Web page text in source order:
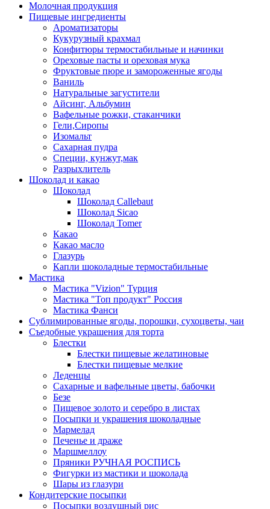
Молочная продукция
Пищевые ингредиенты
Ароматизаторы
Кукурузный крахмал
Конфитюры термостабильные и начинки
Ореховые пасты и ореховая мука
Фруктовые пюре и замороженные ягоды
Ваниль
Натуральные загустители
Айсинг, Альбумин
Вафельные рожки, стаканчики
Гели,Сиропы
Изомальт
Сахарная пудра
Специи, кунжут,мак
Разрыхлитель
Шоколад и какао
Шоколад
Шоколад Callebaut
Шоколад Sicao
Шоколад Tomer
Какао
Какао масло
Глазурь
Капли шоколадные термостабильные
Мастика
Мастика "Vizion" Турция
Мастика "Топ продукт" Россия
Мастика Фанси
Сублимированные ягоды, порошки, сухоцветы, чаи
Съедобные украшения для торта
Блестки
Блестки пищевые желатиновые
Блестки пищевые мелкие
Леденцы
Сахарные и вафельные цветы, бабочки
Безе
Пищевое золото и серебро в листах
Посыпки и украшения шоколадные
Мармелад
Печенье и драже
Маршмеллоу
Пряники РУЧНАЯ РОСПИСЬ
Фигурки из мастики и шоколада
Шары из глазури
Кондитерские посыпки
Посыпки воздушный рис